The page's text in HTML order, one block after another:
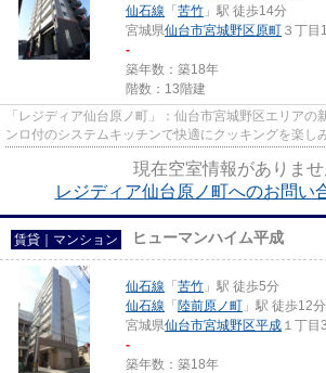
仙石線 「 苦竹 」駅 徒歩14分
宮城県仙台市宮城野区原町 ３丁目
-
築年数：築18年
階数：13階建
「レジディア仙台原ノ町」：仙台市宮城野区エリアの
ンロ付のシステムキッチンで快適にクッキングを楽し
現在空室情報がありませ
レジディア仙台原ノ町へのお問い
賃貸｜マンション ヒューマンハイム平成
仙石線 「 苦竹 」駅 徒歩5分
仙石線 「 陸前原ノ町 」駅 徒歩12分
宮城県仙台市宮城野区平成 １丁目
-
築年数：築18年